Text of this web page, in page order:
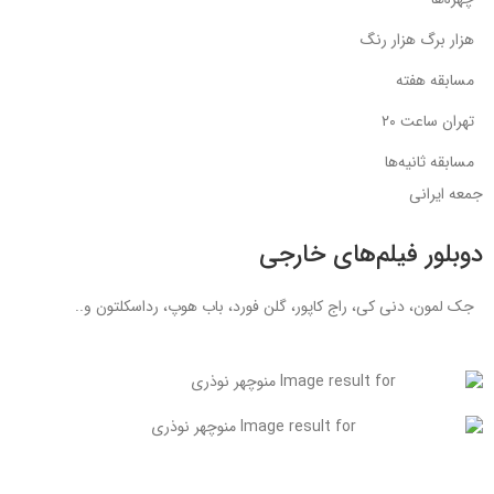
هزار برگ هزار رنگ
مسابقه هفته
تهران ساعت ۲۰
مسابقه ثانیه‌ها
جمعه ایرانی
دوبلور فیلم‌های خارجی
جک لمون، دنی کی، راج کاپور، گلن فورد، باب هوپ، رداسکلتون و..